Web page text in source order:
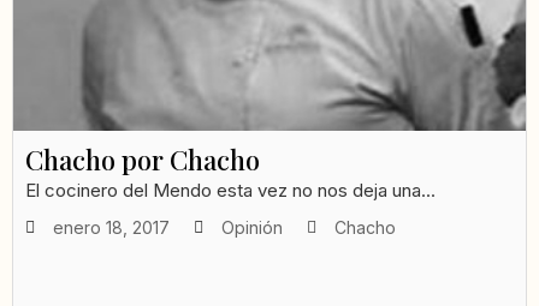
Chacho por Chacho
El cocinero del Mendo esta vez no nos deja una...
enero 18, 2017 Opinión Chacho